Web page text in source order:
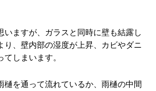
いますが、ガラスと同時に壁も結露し
り、壁内部の湿度が上昇、カビやダニ
しまいます。
樋を通って流れているか、雨樋の中間